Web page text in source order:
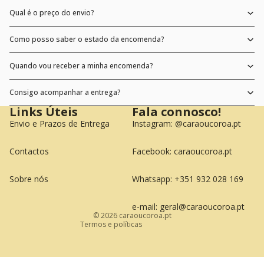
Qual é o preço do envio?
Como posso saber o estado da encomenda?
Quando vou receber a minha encomenda?
Consigo acompanhar a entrega?
Links Úteis
Envio e Prazos de Entrega
Contactos
Sobre nós
Fala connosco!
Instagram: @caraoucoroa.pt
Facebook: caraoucoroa.pt
Whatsapp: +351 932 028 169
e-mail: geral@caraoucoroa.pt
© 2026 caraoucoroa.pt
Termos e políticas
Política de reembolso